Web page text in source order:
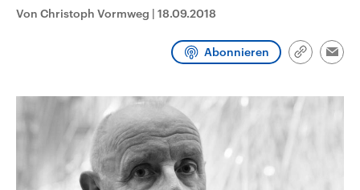
und Hintergründe zu den Parteien
und Kandidaten der anstehenden
Sendungen Programm Podcasts
Von Christoph Vormweg | 18.09.2018
Abonnieren
Link